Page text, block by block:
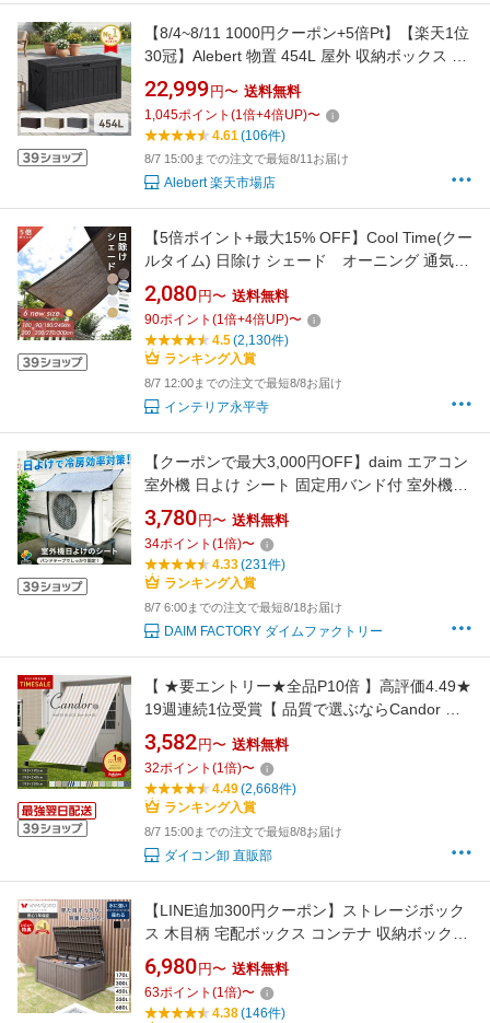
【8/4~8/11 1000円クーポン+5倍Pt】【楽天1位
30冠】Alebert 物置 454L 屋外 収納ボックス ゴ
ミ箱 倉庫 収納 収納庫 ベランダ ベンチ ストッ
カー 防水 おしゃれ 大容量 屋外収納庫 大型 収
納ボックス アウトドア収納 防水 耐候 大容量 整
22,999 円〜 送料無料
1,045ポイント (1倍+4倍UP)〜
4.61(106件)
8/7 15:00までの注文で最短8/11お届け
Alebert 楽天市場店
【5倍ポイント+最大15% OFF】Cool Time(クー
ルタイム) 日除け シェード オーニング 通気
ベーシック【12サイズから選べる
180×90/180/240 200x200/270/300cm】【3年
間の安心保証】通気性が良く 目隠し 目かくし
紫外線 UV対策 省エネ 節約 洋風 タープ
2,080 円〜 送料無料
90ポイント (1倍+4倍UP)〜
4.5(2,130件)
ランキング入賞
8/7 12:00までの注文で最短8/8お届け
インテリア永平寺
【クーポンで最大3,000円OFF】daim エアコン
室外機 日よけ シート 固定用バンド付 室外機日
よけ 室外機カバー 日除け 遮熱シート 節電 省エ
ネ エアコン シート サンシェード ウッドデッキ
テラス バルコニー 日陰 暑さ対策 猛暑
3,780 円〜 送料無料
34ポイント (1倍)〜
4.33(231件)
ランキング入賞
8/7 6:00までの注文で最短8/18お届け
DAIM FACTORY ダイムファクトリー
【 ★要エントリー★全品P10倍 】高評価4.49★
19週連続1位受賞【 品質で選ぶならCandor 】
日よけ シェード 撥水 300×195cm / 240×195cm
/ 195×195cm おしゃれ スクリーン オーニング
目隠し サンシェード 窓 ベランダ 3m 大きいサ
イズ タープ 日除けシェード 柊
3,582 円〜 送料無料
32ポイント (1倍)〜
4.49(2,668件)
ランキング入賞
8/7 15:00までの注文で最短8/8お届け
ダイコン卸 直販部
【LINE追加300円クーポン】ストレージボック
ス 木目柄 宅配ボックス コンテナ 収納ボックス
物置 屋外 庭 おしゃれ 大容量 ベンチ 大型 蓋付
き 灯油タンク 保管庫 コンテナボックス ゴミ収
集庫 ゴミ収集ボックス Regy レジー
6,980 円〜 送料無料
63ポイント (1倍)〜
4.38(146件)